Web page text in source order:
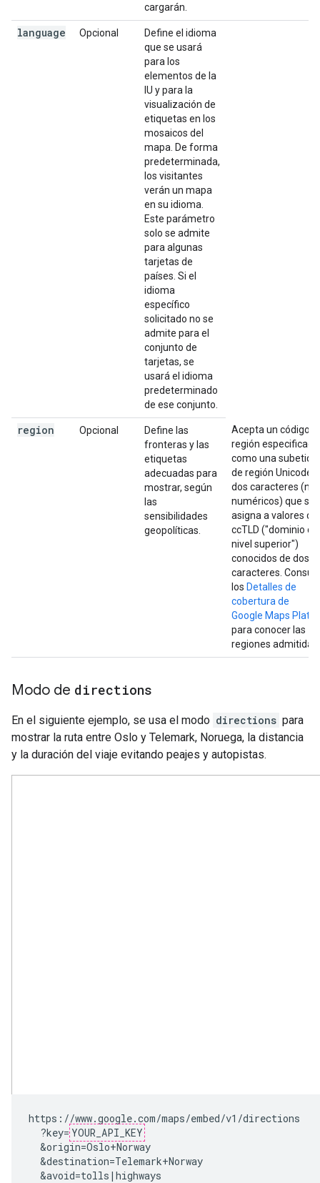
cargarán.
language Opcional
Define el idioma
que se usará
para los
elementos de la
IU y para la
visualización de
etiquetas en los
mosaicos del
mapa. De forma
predeterminada,
los visitantes
verán un mapa
en su idioma.
Este parámetro
solo se admite
para algunas
tarjetas de
países. Si el
idioma
específico
solicitado no se
admite para el
conjunto de
tarjetas, se
usará el idioma
predeterminado
de ese conjunto.
region Opcional
Define las
fronteras y las
etiquetas
adecuadas para
mostrar, según
las
sensibilidades
geopolíticas.
Acepta un código
región especificado
como una
de región Unicode
dos caracteres (no
numéricos) que se
asigna a valores de
ccTLD ("dominio de
nivel superior")
conocidos de dos
caracteres.
los Detalles de
cobertura de
Google Maps
para conocer las
regiones admitidas.
Modo de directions
En el siguiente ejemplo, se usa el modo directions para
mostrar la ruta entre Oslo y Telemark, Noruega, la distancia
y la duración del viaje evitando peajes y autopistas.
https://www.google.com/maps/embed/v1/directions
  ?key=
YOUR_API_KEY
  &origin=Oslo+Norway
  &destination=Telemark+Norway
  &avoid=tolls|highways